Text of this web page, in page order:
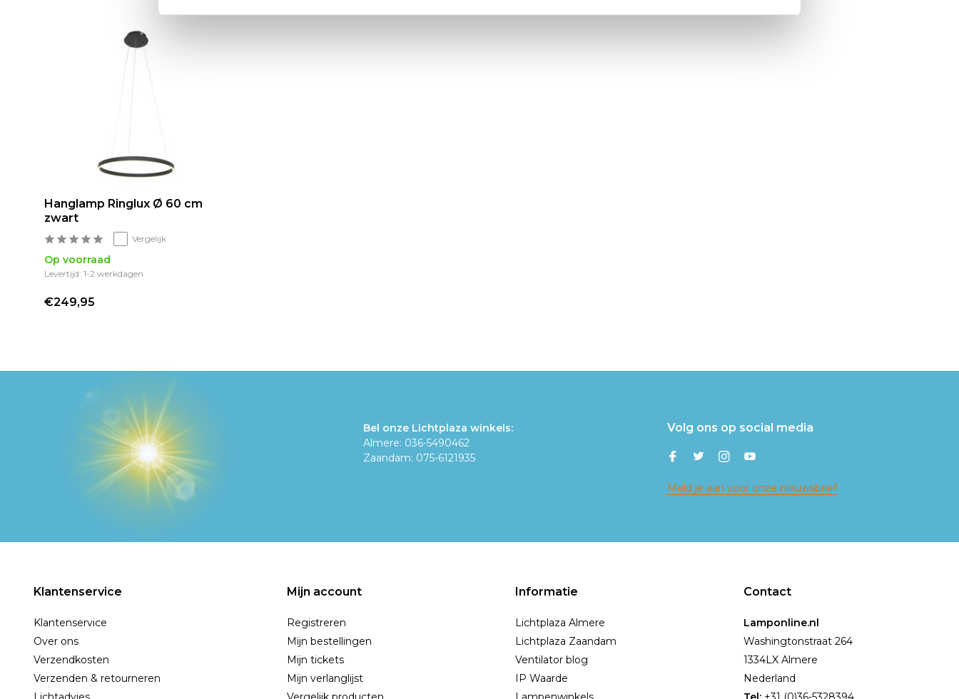
Hanglamp Ringlux Ø 60 cm
zwart
Vergelijk
Op voorraad
Levertijd: 1-2 werkdagen
€249,95
Bel onze Lichtplaza winkels:
Almere: 036-5490462
Zaandam: 075-6121935
Volg ons op social media
Meld je aan voor onze nieuwsbrief
Klantenservice
Klantenservice
Over ons
Verzendkosten
Verzenden & retourneren
Mijn account
Registreren
Mijn bestellingen
Mijn tickets
Mijn verlanglijst
Informatie
Lichtplaza Almere
Lichtplaza Zaandam
Ventilator blog
IP Waarde
Contact
Lamponline.nl
Washingtonstraat 264
1334LX Almere
Nederland